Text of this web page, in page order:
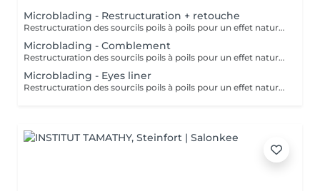
Microblading - Restructuration + retouche
Restructuration des sourcils poils à poils pour un effet naturel. Utilisation de pigment d'origine naturel & Bio. Nous vous prions de bien vouloir respecter votre rendez-vous. En prenant rendez-vous, vous occupez une place, dont une autre personne aurait éventuellement besoin. Tout rendez-vous non annulé 24h en avance, est susceptible d'être facturé. (Si vous ne pouvez pas vous présenter à votre RDV, proposez-le éventuellement à un proche ou à un ami) Toute l'équipe de Aromas Institut vous remercie pour votre respect et votre compréhension.
Microblading - Comblement
Restructuration des sourcils poils à poils pour un effet naturel. Utilisation de pigment d'origine naturel & Bio. Nous vous prions de bien vouloir respecter votre rendez-vous. En prenant rendez-vous, vous occupez une place, dont une autre personne aurait éventuellement besoin. Tout rendez-vous non annulé 24h en avance, est susceptible d'être facturé. (Si vous ne pouvez pas vous présenter à votre RDV, proposez-le éventuellement à un proche ou à un ami) Toute l'équipe de Aromas Institut vous remercie pour votre respect et votre compréhension.
Microblading - Eyes liner
Restructuration des sourcils poils à poils pour un effet naturel. Utilisation de pigment d'origine naturel & Bio. Nous vous prions de bien vouloir respecter votre rendez-vous. En prenant rendez-vous, vous occupez une place, dont une autre personne aurait éventuellement besoin. Tout rendez-vous non annulé 24h en avance, est susceptible d'être facturé. (Si vous ne pouvez pas vous présenter à votre RDV, proposez-le éventuellement à un proche ou à un ami) Toute l'équipe de Aromas Institut vous remercie pour votre respect et votre compréhension.